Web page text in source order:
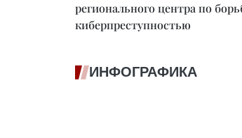
регионального центра по
киберпреступностью
ИНФОГРАФИКА